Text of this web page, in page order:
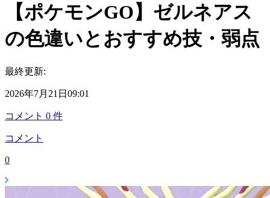
【ポケモンGO】ゼルネアス
の色違いとおすすめ技・弱点
最終更新:
2026年7月21日09:01
コメント 0 件
コメント
0